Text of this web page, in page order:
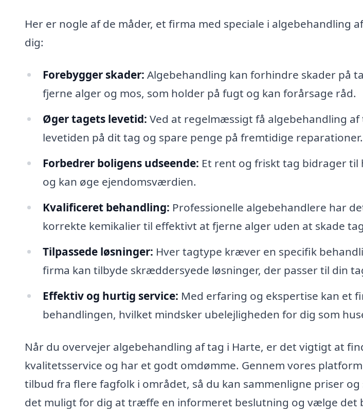
Her er nogle af de måder, et firma med speciale i algebehandling
dig:
Forebygger skader: Algebehandling kan forhindre skader på
fjerne alger og mos, som holder på fugt og kan forårsage råd.
Øger tagets levetid: Ved at regelmæssigt få algebehandling
levetiden på dit tag og spare penge på fremtidige reparationer.
Forbedrer boligens udseende: Et rent og friskt tag bidrager
og kan øge ejendomsværdien.
Kvalificeret behandling: Professionelle algebehandlere har
korrekte kemikalier til effektivt at fjerne alger uden at skade
Tilpassede løsninger: Hver tagtype kræver en specifik
firma kan tilbyde skræddersyede løsninger, der passer til din
Effektiv og hurtig service: Med erfaring og ekspertise kan et
behandlingen, hvilket mindsker ubelejligheden for dig som
Når du overvejer algebehandling af tag i Harte, er det vigtigt at
kvalitetsservice og har et godt omdømme. Gennem vores
tilbud fra flere fagfolk i området, så du kan sammenligne priser
det muligt for dig at træffe en informeret beslutning og vælge det